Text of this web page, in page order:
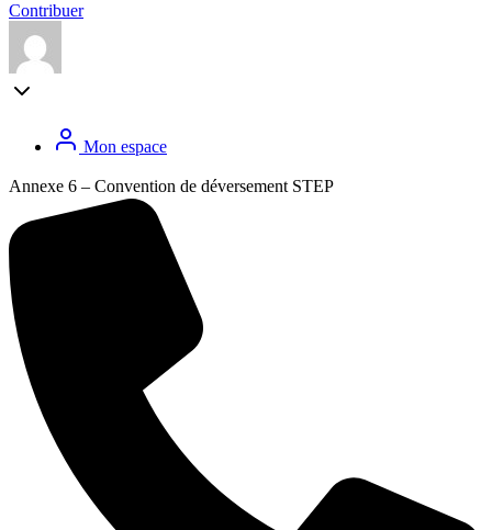
Contribuer
Mon espace
Annexe 6 – Convention de déversement STEP